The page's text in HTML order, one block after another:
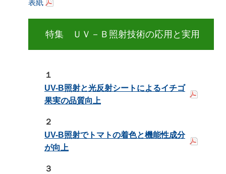
表紙
特集 ＵＶ－Ｂ照射技術の応用と実用
１
UV-B照射と光反射シートによるイチゴ
果実の品質向上
２
UV-B照射でトマトの着色と機能性成分
が向上
３